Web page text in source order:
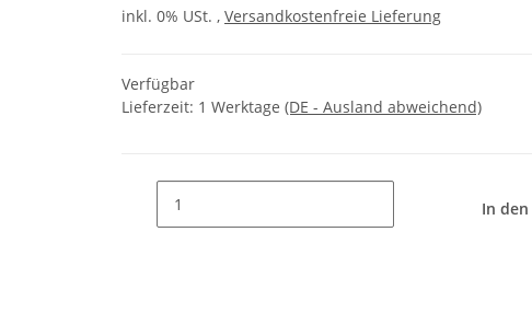
inkl. 0% USt. , Versandkostenfreie Lieferung
Verfügbar
Lieferzeit: 1 Werktage (DE - Ausland abweichend)
In